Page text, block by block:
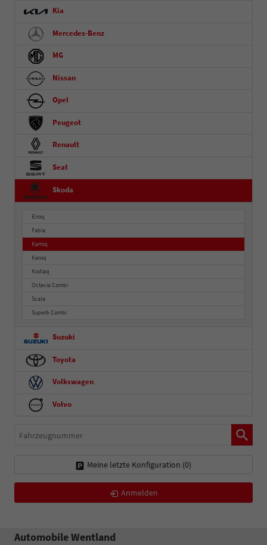
Kia
Mercedes-Benz
MG
Nissan
Opel
Peugeot
Renault
Seat
Skoda
Elroq
Fabia
Kamiq
Karoq
Kodiaq
Octavia Combi
Scala
Superb Combi
Suzuki
Toyota
Volkswagen
Volvo
Fahrzeugnummer
Meine letzte Konfiguration (0)
Anmelden
Automobile Wentland